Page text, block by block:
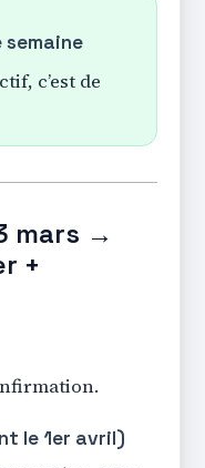
c’est de
mars →
+
le 1er avril)